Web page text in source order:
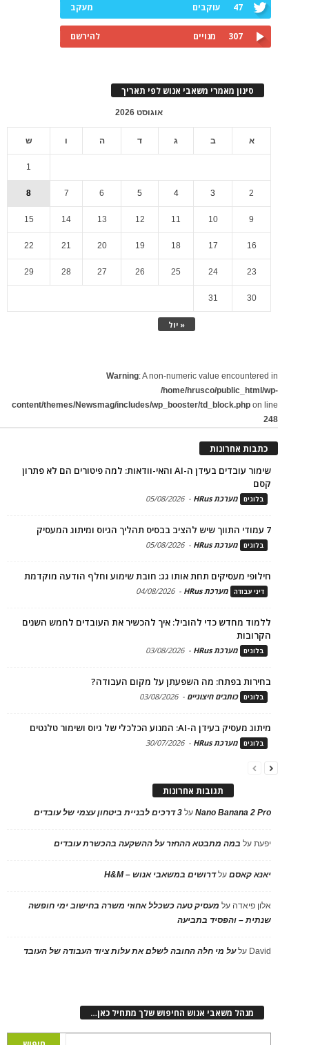
47 עוקבים מעקב
307 מנויים להירשם
סינון מאמרי משאבי אנוש לפי תאריך
אוגוסט 2026
א ב ג ד ה ו ש
« יול
1
2
3
4
5
6
7
8
9
10
11
12
13
14
15
16
17
18
19
20
21
22
23
24
25
26
27
28
29
30
31
Warning: A non-numeric value encountered in
/home/hrusco/public_html/wp-
content/themes/Newsmag/includes/wp_booster/td_block.php on line
248
כתבות אחרונות
שימור עובדים בעידן ה-AI והאי-וודאות: למה פיטורים הם לא פתרון
קסם
בלוגים מערכת HRus -
05/08/2026
7 עמודי התווך שיש להציב בבסיס תהליך הגיוס ומיתוג המעסיק
בלוגים מערכת HRus -
05/08/2026
חילופי מעסיקים תחת אותו גג: חובת שימוע וחלף הודעה מוקדמת
דיני עבודה מערכת HRus -
04/08/2026
ללמוד מחדש כדי להוביל: איך להכשיר את העובדים לחמש השנים
הקרובות
בלוגים מערכת HRus -
03/08/2026
בחירות בפתח: מה השפעתן על מקום העבודה?
בלוגים כותבים חיצוניים -
03/08/2026
מיתוג מעסיק בעידן ה-AI: המנוע הכלכלי של גיוס ושימור טלנטים
בלוגים מערכת HRus -
30/07/2026
תגובות אחרונות
Nano Banana 2 Proעל 3 דרכים לבניית ביטחון עצמי של עובדים
יפעתעל במה מתבטא ההחזר על ההשקעה בהכשרת עובדים
יאנא קאסםעלדרושים במשאבי אנוש – H&M
אלון פיאדה על מעסיק טעה כשכלל אחוזי משרה בחישוב ימי חופשה
שנתית – והפסיד בתביעה
David עלעל מי חלה החובה לשלם את עלות ציוד העבודה של העובד
מנהל משאבי אנוש החיפוש שלך מתחיל כאן…